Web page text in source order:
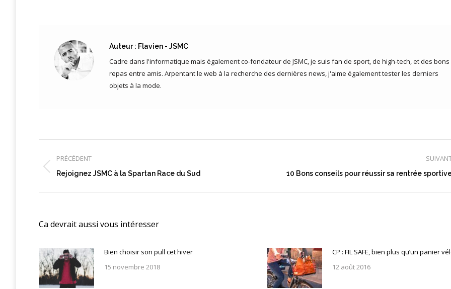
Auteur : Flavien - JSMC
Cadre dans l'informatique mais également co-fondateur de JSMC, je suis fan de sport, de high-tech, et des bons
repas entre amis. Arpentant le web à la recherche des dernières news, j'aime également tester les derniers
objets à la mode.
articlePRÉCÉDENT
Article
Rejoignez JSMC à la Spartan Race du Sud
Article10 Bons conseils pour réussir sa rentrée
Ca devrait aussi vous intéresser
Bien choisir son pull cet hiver
15 novembre 2018
CP : FIL SAFE, bien plus qu’un panier
12 août 2016